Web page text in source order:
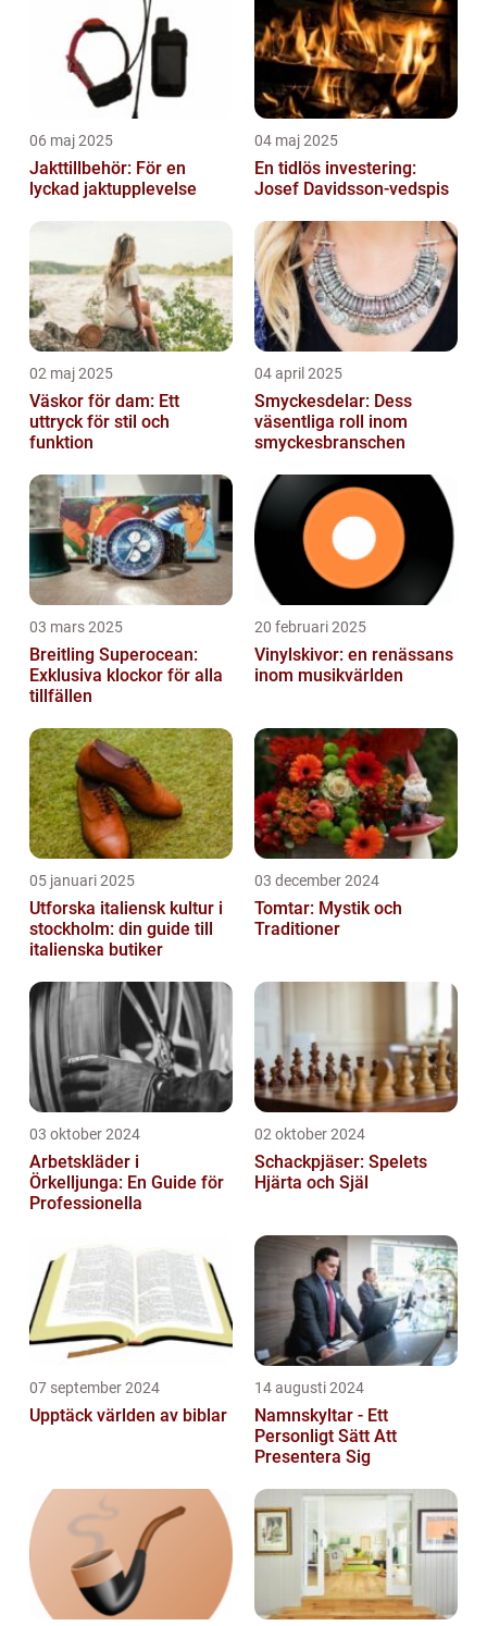
06 maj 2025
Jakttillbehör: För en
lyckad jaktupplevelse
04 maj 2025
En tidlös investering:
Josef Davidsson-vedspis
02 maj 2025
Väskor för dam: Ett
uttryck för stil och
funktion
04 april 2025
Smyckesdelar: Dess
väsentliga roll inom
smyckesbranschen
03 mars 2025
Breitling Superocean:
Exklusiva klockor för alla
tillfällen
20 februari 2025
Vinylskivor: en renässans
inom musikvärlden
05 januari 2025
Utforska italiensk kultur i
stockholm: din guide till
italienska butiker
03 december 2024
Tomtar: Mystik och
Traditioner
03 oktober 2024
Arbetskläder i
Örkelljunga: En Guide för
Professionella
02 oktober 2024
Schackpjäser: Spelets
Hjärta och Själ
07 september 2024
Upptäck världen av biblar
14 augusti 2024
Namnskyltar - Ett
Personligt Sätt Att
Presentera Sig